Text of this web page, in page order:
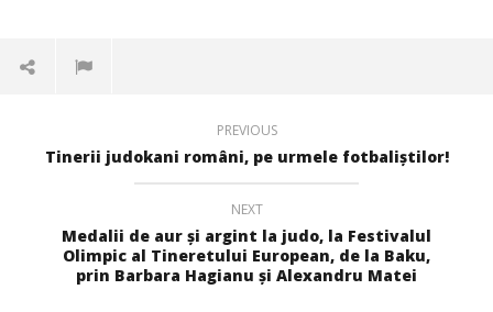
PREVIOUS
Tinerii judokani români, pe urmele fotbaliștilor!
NEXT
Medalii de aur şi argint la judo, la Festivalul
Olimpic al Tineretului European, de la Baku,
prin Barbara Hagianu şi Alexandru Matei